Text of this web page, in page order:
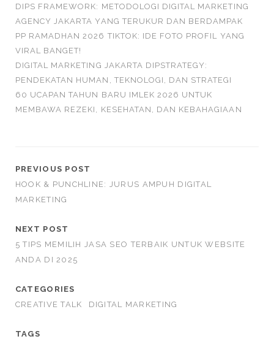
DIPS FRAMEWORK: METODOLOGI DIGITAL MARKETING
AGENCY JAKARTA YANG TERUKUR DAN BERDAMPAK
PP RAMADHAN 2026 TIKTOK: IDE FOTO PROFIL YANG
VIRAL BANGET!
DIGITAL MARKETING JAKARTA DIPSTRATEGY:
PENDEKATAN HUMAN, TEKNOLOGI, DAN STRATEGI
60 UCAPAN TAHUN BARU IMLEK 2026 UNTUK
MEMBAWA REZEKI, KESEHATAN, DAN KEBAHAGIAAN
PREVIOUS POST
HOOK & PUNCHLINE: JURUS AMPUH DIGITAL
MARKETING
NEXT POST
5 TIPS MEMILIH JASA SEO TERBAIK UNTUK WEBSITE
ANDA DI 2025
CATEGORIES
CREATIVE TALK
DIGITAL MARKETING
TAGS